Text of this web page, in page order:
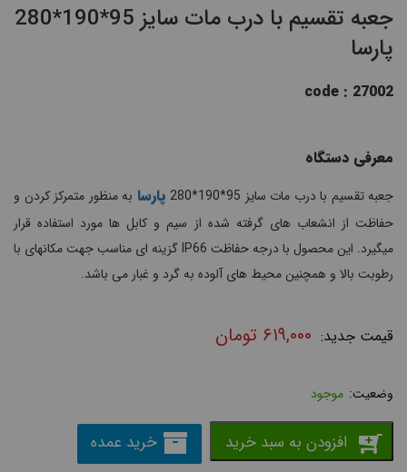
جعبه تقسیم با درب مات سایز 95*190*280
پارسا
code : 27002
معرفی دستگاه
جعبه تقسیم با درب مات سایز 95*190*280 پارسا به منظور متمرکز کردن و
حفاظت از انشعاب های گرفته شده از سیم و کابل ها مورد استفاده قرار
میگیرد. این محصول با درجه حفاظت IP66 گزینه ای مناسب جهت مکانهای با
رطوبت بالا و همچنین محیط های آلوده به گرد و غبار می باشد.
۶۱۹,۰۰۰ تومان
موجود
افزودن به سبد خرید خرید عمده